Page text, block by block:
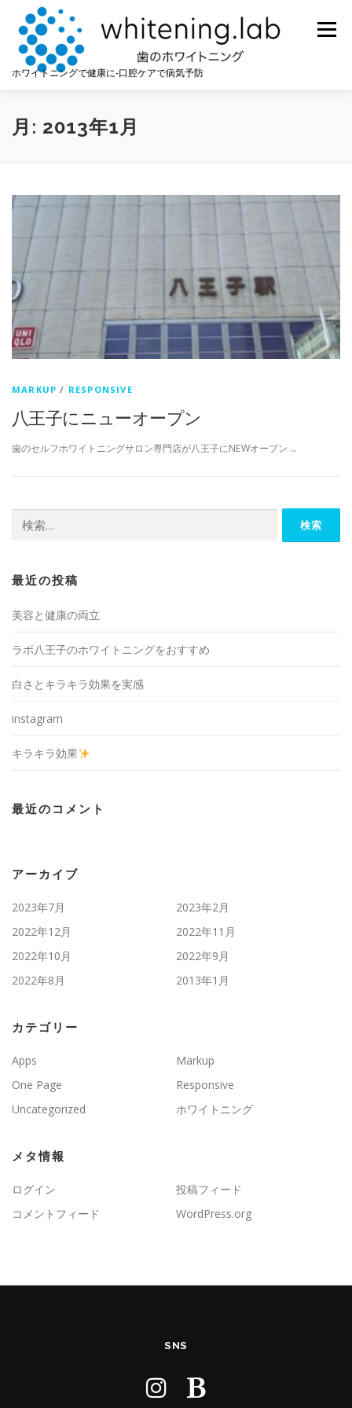
ホワイトニングで健康に-口腔ケアで病気予防
メニュー
月: 2013年1月
MARKUP / RESPONSIVE
八王子にニューオープン
歯のセルフホワイトニングサロン専門店が八王子にNEWオープン …
索:
最近の投稿
美容と健康の両立
ラボ八王子のホワイトニングをおすすめ
白さとキラキラ効果を実感
instagram
キラキラ効果
最近のコメント
アーカイブ
2023年7月
2023年2月
2022年12月
2022年11月
2022年10月
2022年9月
2022年8月
2013年1月
カテゴリー
Apps
Markup
One Page
Responsive
Uncategorized
ホワイトニング
メタ情報
ログイン
投稿フィード
コメントフィード
WordPress.org
SNS